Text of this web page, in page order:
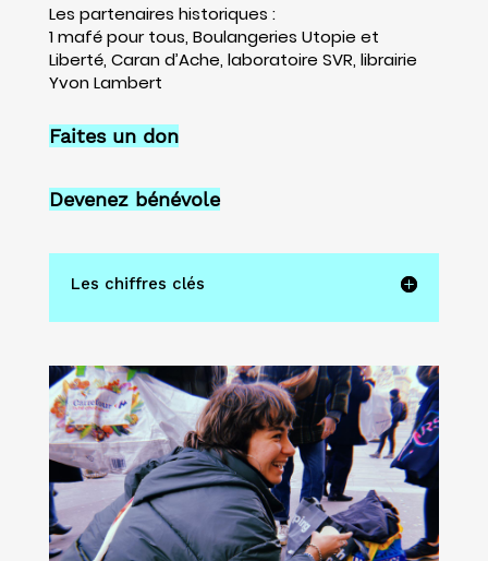
Les partenaires historiques :
1 mafé pour tous, Boulangeries Utopie et
Liberté, Caran d’Ache, laboratoire SVR, librairie
Yvon Lambert
Faites un don
Devenez bénévole
Les chiffres clés